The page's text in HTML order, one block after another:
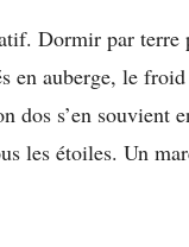
Dormir par terre
en auberge, le
dos s’en souvient
les étoiles. Un